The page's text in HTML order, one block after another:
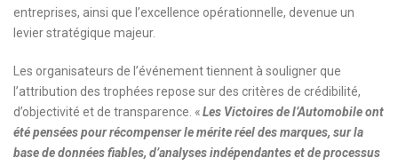
entreprises, ainsi que l’excellence opérationnelle, devenue un
levier stratégique majeur.
Les organisateurs de l’événement tiennent à souligner que
l’attribution des trophées repose sur des critères de crédibilité,
d’objectivité et de transparence. «Les Victoires de l’Automobile ont
été pensées pour récompenser le mérite réel des marques, sur la
base de données fiables, d’analyses indépendantes et de processus